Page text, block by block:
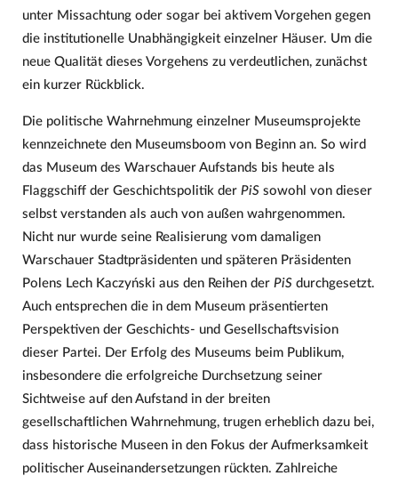
unter Missachtung oder sogar bei aktivem Vorgehen gegen
die institutionelle Unabhängigkeit einzelner Häuser. Um die
neue Qualität dieses Vorgehens zu verdeutlichen, zunächst
ein kurzer Rückblick.
Die politische Wahrnehmung einzelner Museumsprojekte
kennzeichnete den Museumsboom von Beginn an. So wird
das Museum des Warschauer Aufstands bis heute als
Flaggschiff der Geschichtspolitik der PiSsowohl von dieser
selbst verstanden als auch von außen wahrgenommen.
Nicht nur wurde seine Realisierung vom damaligen
Warschauer Stadtpräsidenten und späteren Präsidenten
Polens Lech Kaczyński aus den Reihen der PiSdurchgesetzt.
Auch entsprechen die in dem Museum präsentierten
Perspektiven der Geschichts- und Gesellschaftsvision
dieser Partei. Der Erfolg des Museums beim Publikum,
insbesondere die erfolgreiche Durchsetzung seiner
Sichtweise auf den Aufstand in der breiten
gesellschaftlichen Wahrnehmung, trugen erheblich dazu bei,
dass historische Museen in den Fokus der Aufmerksamkeit
politischer Auseinandersetzungen rückten. Zahlreiche